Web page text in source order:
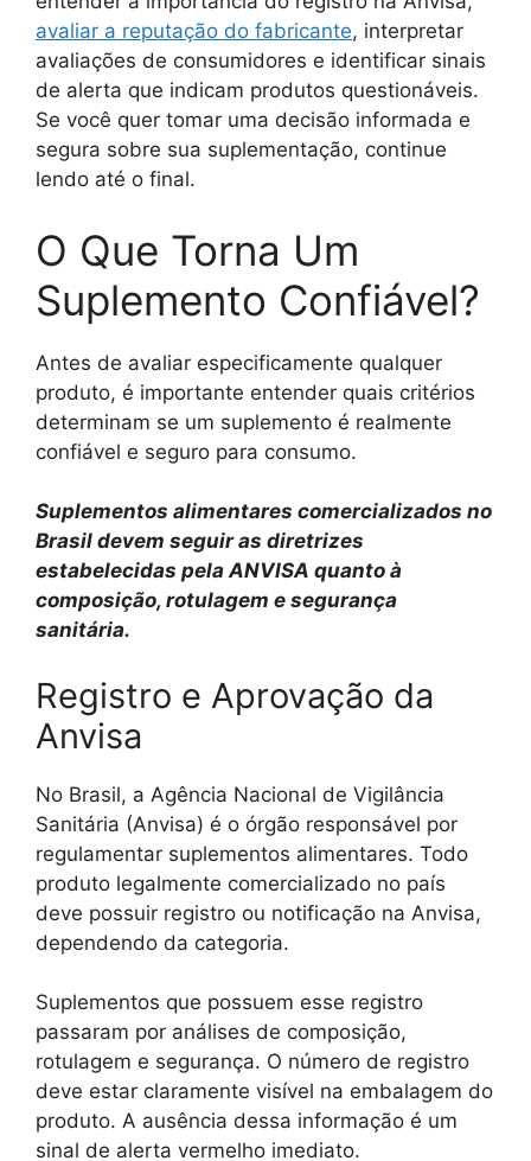
avaliar a reputação do fabricante, interpretar
avaliações de consumidores e identificar sinais
de alerta que indicam produtos questionáveis.
Se você quer tomar uma decisão informada e
segura sobre sua suplementação, continue
lendo até o final.
O Que Torna Um
Suplemento Confiável?
Antes de avaliar especificamente qualquer
produto, é importante entender quais critérios
determinam se um suplemento é realmente
confiável e seguro para consumo.
Suplementos alimentares comercializados no
Brasil devem seguir as diretrizes
estabelecidas pela ANVISA quanto à
composição, rotulagem e segurança
sanitária.
Registro e Aprovação da
Anvisa
No Brasil, a Agência Nacional de Vigilância
Sanitária (Anvisa) é o órgão responsável por
regulamentar suplementos alimentares. Todo
produto legalmente comercializado no país
deve possuir registro ou notificação na Anvisa,
dependendo da categoria.
Suplementos que possuem esse registro
passaram por análises de composição,
rotulagem e segurança. O número de registro
deve estar claramente visível na embalagem do
produto. A ausência dessa informação é um
sinal de alerta vermelho imediato.